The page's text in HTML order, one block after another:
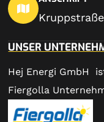
UNSER
Hej Energi GmbH
Fiergolla